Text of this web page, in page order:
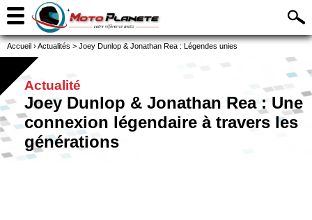
Accueil ›Actualités > Joey Dunlop & Jonathan Rea : Légendes unies
Actualité
Joey Dunlop & Jonathan Rea : Une
connexion légendaire à travers les
générations